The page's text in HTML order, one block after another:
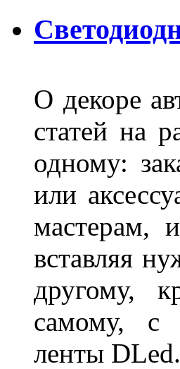
О декоре
статей на
одному:
или
мастерам,
вставляя
другому,
самому, с
ленты DLed.